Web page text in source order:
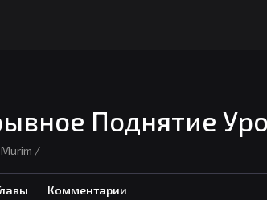
Поднятие
/
Комментарии